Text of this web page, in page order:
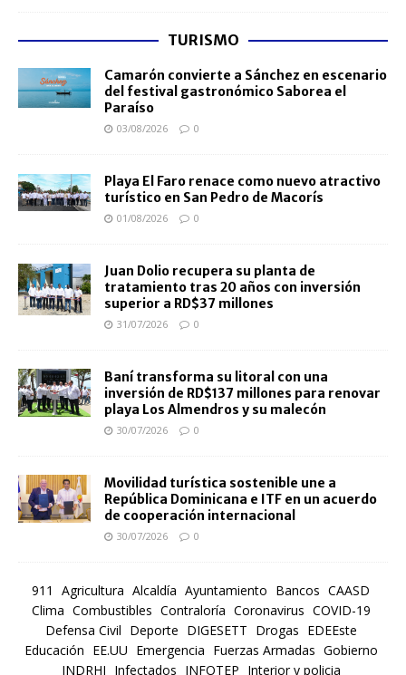
TURISMO
Camarón convierte a Sánchez en escenario
del festival gastronómico Saborea el
Paraíso
03/08/2026 0
Playa El Faro renace como nuevo atractivo
turístico en San Pedro de Macorís
01/08/2026 0
Juan Dolio recupera su planta de
tratamiento tras 20 años con inversión
superior a RD$37 millones
31/07/2026 0
Baní transforma su litoral con una
inversión de RD$137 millones para renovar
playa Los Almendros y su malecón
30/07/2026 0
Movilidad turística sostenible une a
República Dominicana e ITF en un acuerdo
de cooperación internacional
30/07/2026 0
911 Agricultura Alcaldía Ayuntamiento Bancos CAASD
Clima Combustibles Contraloría Coronavirus COVID-19
Defensa Civil Deporte DIGESETT Drogas EDEEste
Educación EE.UU Emergencia Fuerzas Armadas Gobierno
INDRHI Infectados INFOTEP Interior y policia